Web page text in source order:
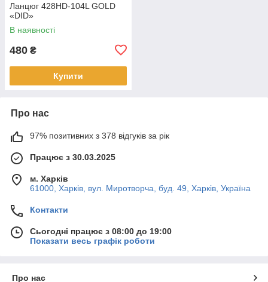
Ланцюг 428HD-104L GOLD
«DID»
В наявності
480 ₴
Купити
Про нас
97% позитивних з 378 відгуків за рік
Працює з 30.03.2025
м. Харків
61000, Харків, вул. Миротворча, буд. 49, Харків, Україна
Контакти
Сьогодні працює з 08:00 до 19:00
Показати весь графік роботи
Про нас